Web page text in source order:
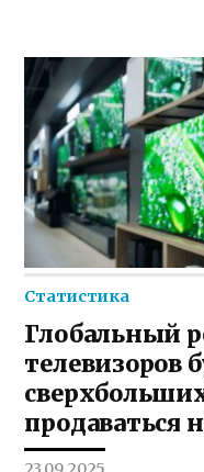
Статистика
Глобальный
телевизоров
продаваться